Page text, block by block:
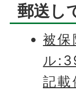
郵送し
被
ル
記